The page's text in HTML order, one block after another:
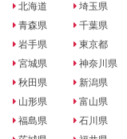
北海道
青森県
岩手県
宮城県
秋田県
山形県
福島県
埼玉県
千葉県
東京都
神奈川県
新潟県
富山県
石川県